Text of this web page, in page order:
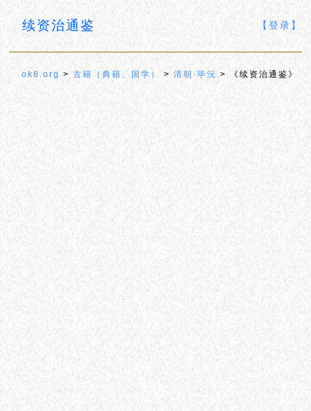
续资治通鉴 【登录】
ok8.org >古籍（典籍、国学） >清朝·毕沅 > 《续资治通鉴》